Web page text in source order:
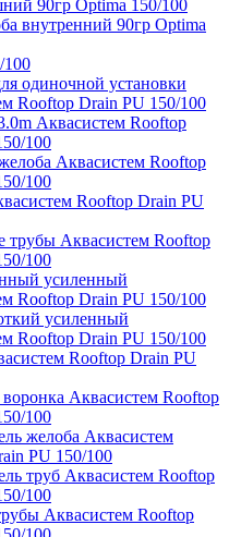
90гр Optima 150/100
внутренний 90гр Optima
100
одиночной установки
Rooftop Drain PU 150/100
Аквасистем Rooftop
100
Аквасистем Rooftop
100
Rooftop Drain PU
трубы Аквасистем Rooftop
100
усиленный
Rooftop Drain PU 150/100
усиленный
Rooftop Drain PU 150/100
Rooftop Drain PU
Аквасистем Rooftop
100
желоба Аквасистем
PU 150/100
труб Аквасистем Rooftop
100
Аквасистем Rooftop